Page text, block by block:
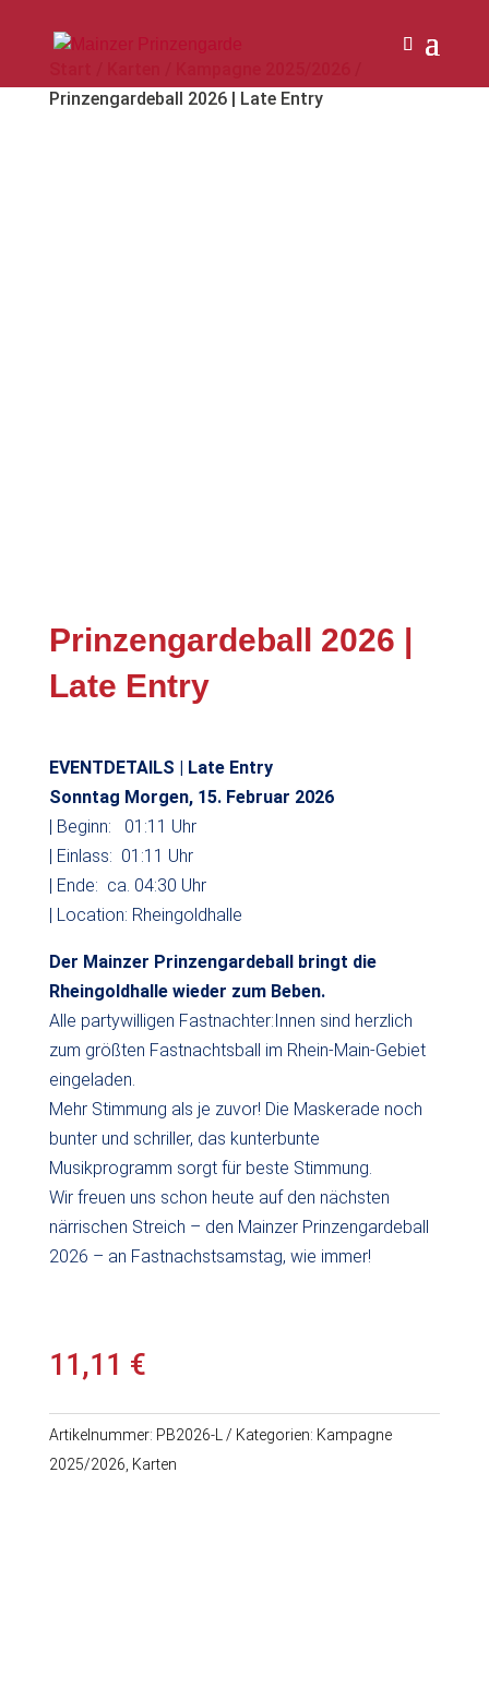
Prinzengardeball 2026 | Late Entry
Prinzengardeball 2026 |
Late Entry
EVENTDETAILS | Late Entry
Sonntag Morgen, 15. Februar 2026
| Beginn: 01:11 Uhr
| Einlass: 01:11 Uhr
| Ende: ca. 04:30 Uhr
| Location: Rheingoldhalle
Der Mainzer Prinzengardeball bringt die
Rheingoldhalle wieder zum Beben.
Alle partywilligen Fastnachter:Innen sind herzlich
zum größten Fastnachtsball im Rhein-Main-Gebiet
eingeladen.
Mehr Stimmung als je zuvor! Die Maskerade noch
bunter und schriller, das kunterbunte
Musikprogramm sorgt für beste Stimmung.
Wir freuen uns schon heute auf den nächsten
närrischen Streich – den Mainzer Prinzengardeball
2026 – an Fastnachstsamstag, wie immer!
11,11 €
Artikelnummer: PB2026-L Kategorien: Kampagne
2025/2026 Karten